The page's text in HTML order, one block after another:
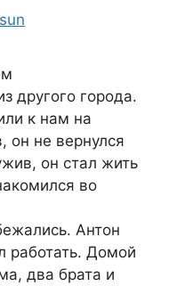
другого города.
к нам на
он не вернулся
он стал жить
во
Антон
работать. Домой
два брата и